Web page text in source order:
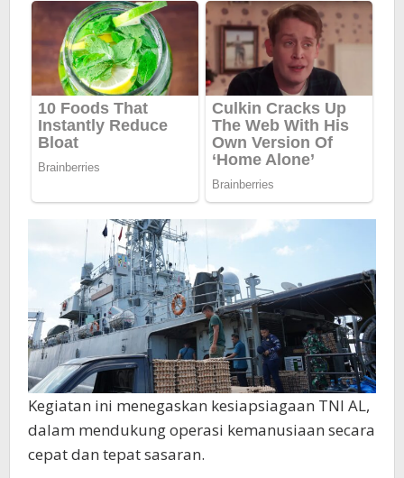
Kegiatan ini menegaskan kesiapsiagaan TNI AL,
dalam mendukung operasi kemanusiaan secara
cepat dan tepat sasaran.